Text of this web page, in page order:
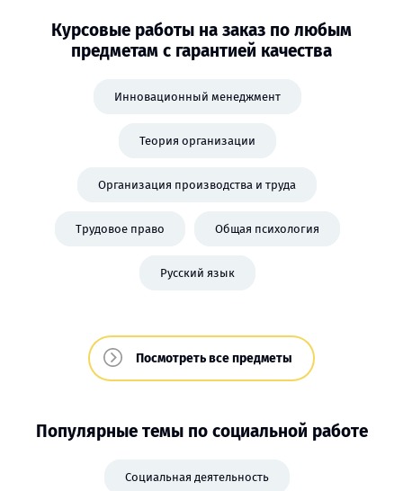
Курсовые работы на заказ по любым
предметам с гарантией качества
Инновационный менеджмент
Теория организации
Организация производства и труда
Трудовое право Общая психология
Русский язык
Посмотреть все предметы
Популярные темы по социальной работе
Социальная деятельность